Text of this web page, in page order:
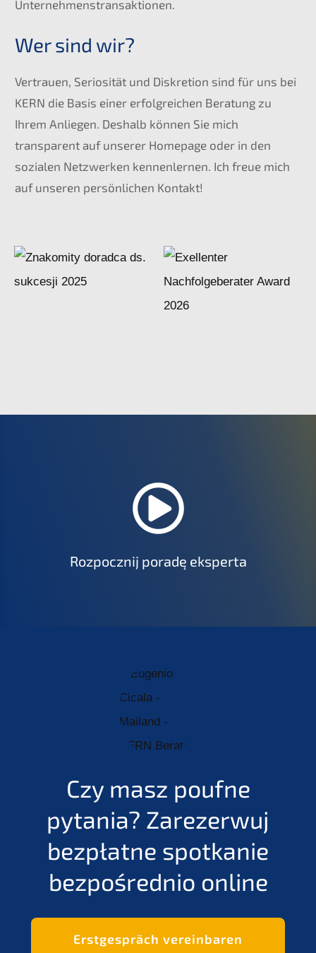
Unternehmenstransaktionen.
Wer sind wir?
Vertrauen, Seriosität und Diskretion sind für uns bei
KERN die Basis einer erfolgreichen Beratung zu
Ihrem Anliegen. Deshalb können Sie mich
transparent auf unserer Homepage oder in den
sozialen Netzwerken kennenlernen. Ich freue mich
auf unseren persönlichen Kontakt!
Rozpocznij poradę eksperta
Czy masz poufne
pytania? Zarezerwuj
bezpłatne spotkanie
bezpośrednio online
Erstgespräch vereinbaren